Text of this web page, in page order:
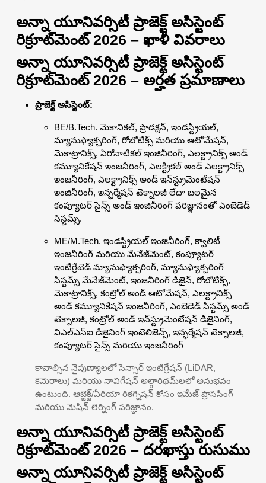
అన్నా యూనివర్సిటీ ప్రాజెక్ట్ అసిస్టెంట్
రిక్రూట్‌మెంట్ 2026 – ఖాళీ వివరాలు
అన్నా యూనివర్సిటీ ప్రాజెక్ట్ అసిస్టెంట్
రిక్రూట్‌మెంట్ 2026 – అర్హత ప్రమాణాలు
ప్రాజెక్ట్ అసిస్టెంట్:
BE/B.Tech. మెకానికల్, ప్రొడక్షన్, ఇండస్ట్రియల్,
మ్యానుఫ్యాక్చరింగ్, రోబోటిక్స్ మరియు ఆటోమేషన్,
మెకాట్రానిక్స్, ఏరోనాటికల్ ఇంజినీరింగ్, ఎలక్ట్రానిక్స్ అండ్
కమ్యూనికేషన్ ఇంజనీరింగ్, ఎలక్ట్రికల్ అండ్ ఎలక్ట్రానిక్స్
ఇంజనీరింగ్, ఎలక్ట్రానిక్స్ అండ్ ఇన్‌స్ట్రుమెంటేషన్
ఇంజినీరింగ్, ఇన్ఫర్మేషన్ టెక్నాలజీ లేదా బలమైన
కంప్యూటర్ సైన్స్ అండ్ ఇంజినీరింగ్ పరిజ్ఞానంతో ఎంబెడెడ్
సిస్టమ్స్.
ME/M.Tech. ఇండస్ట్రియల్ ఇంజినీరింగ్, క్వాలిటీ
ఇంజనీరింగ్ మరియు మేనేజ్‌మెంట్, కంప్యూటర్
ఇంటిగ్రేటెడ్ మ్యానుఫ్యాక్చరింగ్, మ్యానుఫ్యాక్చరింగ్
సిస్టమ్స్ మేనేజ్‌మెంట్, ఇంజనీరింగ్ డిజైన్, రోబోటిక్స్,
మెకాట్రానిక్స్, కంట్రోల్ అండ్ ఆటోమేషన్, ఎలక్ట్రానిక్స్
అండ్ కమ్యూనికేషన్ ఇంజనీరింగ్, ఎంబెడెడ్ సిస్టమ్స్ అండ్
టెక్నాలజీ, కంట్రోల్ అండ్ ఇన్‌స్ట్రుమెంటేషన్ డిజైనింగ్,
విఎల్ఎస్ఐ డిజైనింగ్ ఇంటెలిజెన్స్, ఇన్ఫర్మేషన్ టెక్నాలజీ,
కంప్యూటర్ సైన్స్ మరియు ఇంజనీరింగ్
కావాల్సిన నైపుణ్యాలలో సెన్సార్ ఇంటిగ్రేషన్ (LiDAR,
కెమెరాలు) మరియు నావిగేషన్ అల్గారిథమ్‌లలో అనుభవం
ఉంటుంది. ఆబ్జెక్ట్/ఏరియా రికగ్నిషన్ కోసం ఇమేజ్ ప్రాసెసింగ్
మరియు మెషిన్ లెర్నింగ్ పరిజ్ఞానం.
అన్నా యూనివర్సిటీ ప్రాజెక్ట్ అసిస్టెంట్
రిక్రూట్‌మెంట్ 2026 – దరఖాస్తు రుసుము
అన్నా యూనివర్సిటీ ప్రాజెక్ట్ అసిస్టెంట్